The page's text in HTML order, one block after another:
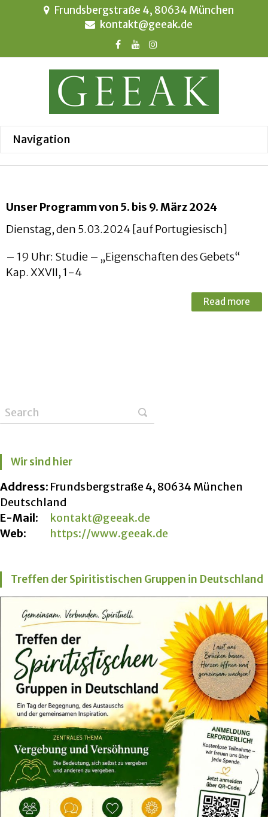
Frundsbergstraße 4, 80634 München
kontakt@geeak.de
Unser Programm von 5. bis 9. März 2024
Dienstag, den 5.03.2024 [auf Portugiesisch]
– 19 Uhr: Studie – „Eigenschaften des Gebets“
Kap. XXVII, 1-4
Read more
Wir sind hier
Address: Frundsbergstraße 4, 80634 München
Deutschland
E-Mail:
kontakt@geeak.de
Web:
https://www.geeak.de
Treffen der Spiritistischen Gruppen in Deutschland